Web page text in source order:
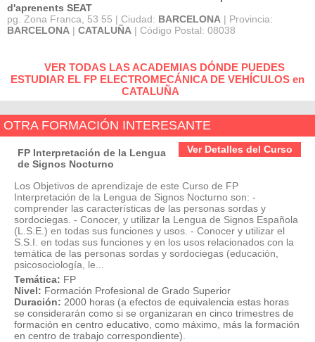
d'aprenents SEAT
pg. Zona Franca, 53 55 | Ciudad: BARCELONA | Provincia:
BARCELONA | CATALUÑA | Código Postal: 08038
VER TODAS LAS ACADEMIAS DÓNDE PUEDES
ESTUDIAR EL FP ELECTROMECÁNICA DE VEHÍCULOS en
CATALUÑA
OTRA FORMACIÓN INTERESANTE
Ver Detalles del Curso
FP Interpretación de la Lengua
de Signos Nocturno
Los Objetivos de aprendizaje de este Curso de FP
Interpretación de la Lengua de Signos Nocturno son: -
comprender las características de las personas sordas y
sordociegas. - Conocer, y utilizar la Lengua de Signos Española
(L.S.E.) en todas sus funciones y usos. - Conocer y utilizar el
S.S.I. en todas sus funciones y en los usos relacionados con la
temática de las personas sordas y sordociegas (educación,
psicosociología, le...
Temática: FP
Nivel: Formación Profesional de Grado Superior
Duración: 2000 horas (a efectos de equivalencia estas horas
se considerarán como si se organizaran en cinco trimestres de
formación en centro educativo, como máximo, más la formación
en centro de trabajo correspondiente).